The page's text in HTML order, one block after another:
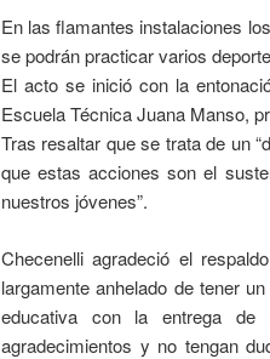
En las flamantes instalaciones
se podrán practicar varios
El acto se inició con la
Escuela Técnica Juana Manso,
Tras resaltar que se trata de un
que estas acciones son el
nuestros jóvenes”.
Checenelli agradeció el
largamente anhelado de tener
educativa con la entrega de
agradecimientos y no tengan